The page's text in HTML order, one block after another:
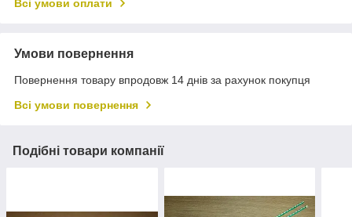
Всі умови оплати
Умови повернення
Повернення товару впродовж 14 днів за рахунок покупця
Всі умови повернення
Подібні товари компанії